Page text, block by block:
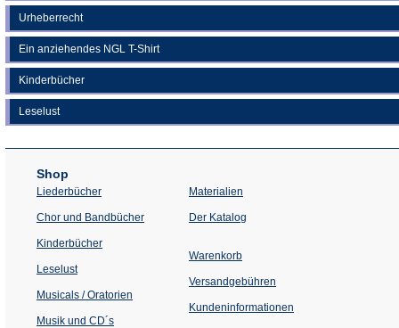
Urheberrecht
Ein anziehendes NGL T-Shirt
Kinderbücher
Leselust
Shop
Liederbücher
Chor und Bandbücher
Kinderbücher
Leselust
Musicals / Oratorien
Musik und CD´s
Materialien
Der Katalog
Warenkorb
Versandgebühren
Kundeninformationen